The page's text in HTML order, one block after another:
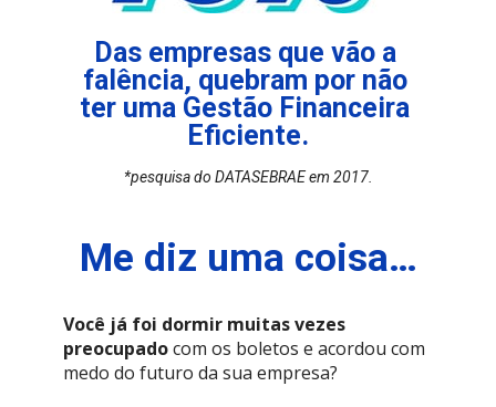
Das empresas que vão a
falência, quebram por não
ter uma Gestão Financeira
Eficiente.
*pesquisa do DATASEBRAE em 2017.
Você já foi dormir muitas vezes
preocupado com os boletos e acordou com
medo do futuro da sua empresa?
Me diz uma coisa…